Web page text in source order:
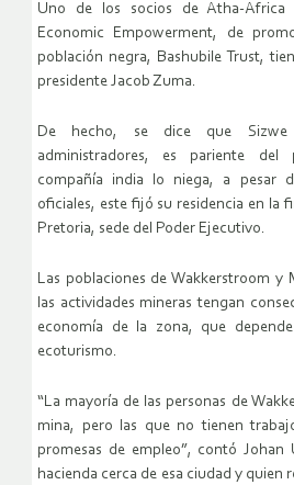
Uno de los socios de Atha-Africa
Economic Empowerment, de
población negra, Bashubile Trust,
presidente Jacob Zuma.
De hecho, se dice que
administradores, es pariente del
compañía india lo niega, a pesar
oficiales, este fijó su residencia en la
Pretoria, sede del Poder Ejecutivo.
Las poblaciones de Wakkerstroom y
las actividades mineras tengan
economía de la zona, que
ecoturismo.
“La mayoría de las personas de
mina, pero las que no tienen
promesas de empleo”, contó Johan
hacienda cerca de esa ciudad y quien